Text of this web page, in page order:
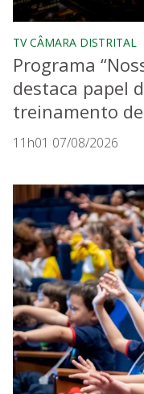
TV CÂMARA DISTRITAL
Programa
destaca papel
treinamento
11h01 07/08/2026